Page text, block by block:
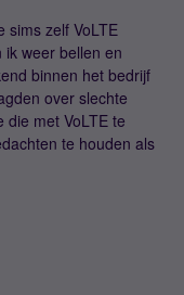
sims zelf VoLTE
weer bellen en
binnen het bedrijf
over slechte
met VoLTE te
te houden als